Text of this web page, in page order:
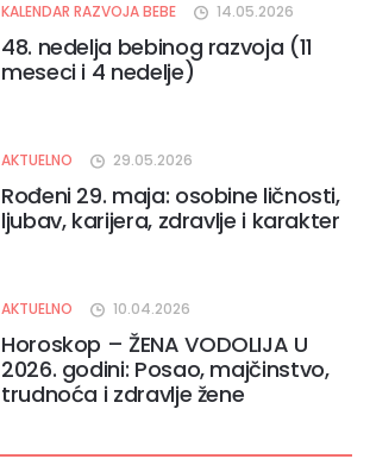
KALENDAR RAZVOJA BEBE 14.05.2026
48. nedelja bebinog razvoja (11
meseci i 4 nedelje)
AKTUELNO 29.05.2026
Rođeni 29. maja: osobine ličnosti,
ljubav, karijera, zdravlje i karakter
AKTUELNO 10.04.2026
Horoskop – ŽENA VODOLIJA U
2026. godini: Posao, majčinstvo,
trudnoća i zdravlje žene